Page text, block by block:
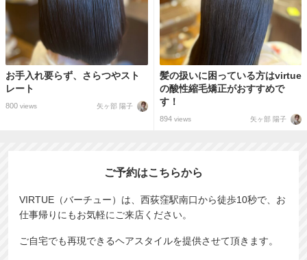
お手入れ要らず、さらつやスト
レート
800 views 矢ヶ部 陽子
髪の扱いに困っている方はvirtue
の酸性縮毛矯正がおすすめで
す！
894views 矢ヶ部 陽子
ご予約はこちらから
VIRTUE（バーチュー）は、西荻窪駅南口から徒歩10秒で、お
仕事帰りにもお気軽にご来店ください。
ご自宅でも再現できるヘアスタイルを提供させて頂きます。